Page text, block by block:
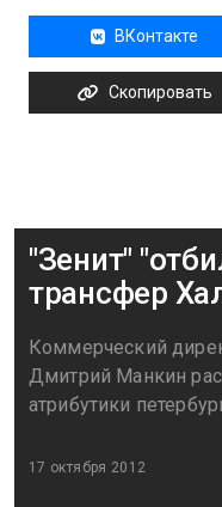
ВКонтакте
Скопировать
"Зенит"
трансфер
Коммерческий
Дмитрий Манкин
атрибутики
17 октября 2012